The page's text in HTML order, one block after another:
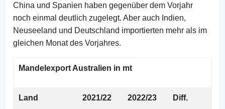
China und Spanien haben gegenüber dem Vorjahr
noch einmal deutlich zugelegt. Aber auch Indien,
Neuseeland und Deutschland importierten mehr als im
gleichen Monat des Vorjahres.
Mandelexport Australien in mt
Land 2021/22 2022/23 Diff.